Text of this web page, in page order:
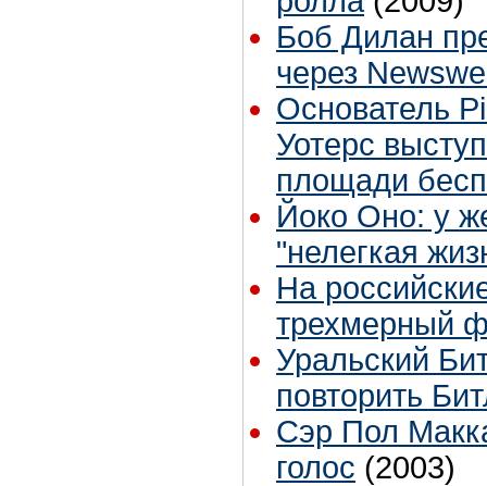
Боб Дилан
через
Основатель
Уотерс
площади
Йоко Оно: у
"нелегкая
На
трехмерный
Уральский
повторить
Сэр Пол
голос (2003)